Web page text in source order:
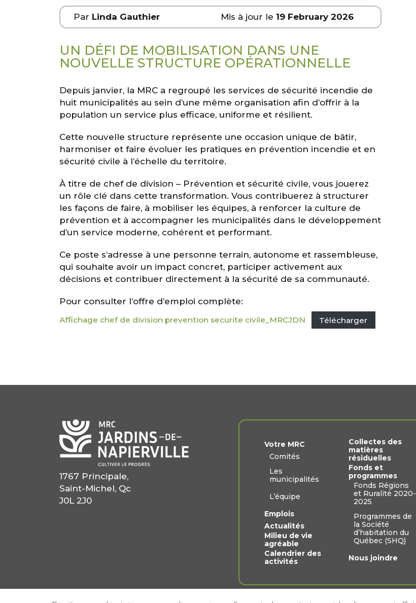
Par Linda Gauthier Mis à jour le 19 February 2026
UN DÉFI DE MOBILISATION DANS UNE
NOUVELLE STRUCTURE OPÉRATIONNELLE
Depuis janvier, la MRC a regroupé les services de sécurité incendie de
huit municipalités au sein d’une même organisation afin d’offrir à la
population un service plus efficace, uniforme et résilient.
Cette nouvelle structure représente une occasion unique de bâtir,
harmoniser et faire évoluer les pratiques en prévention incendie et en
sécurité civile à l’échelle du territoire.
À titre de chef de division – Prévention et sécurité civile, vous jouerez
un rôle clé dans cette transformation. Vous contribuerez à structurer
les façons de faire, à mobiliser les équipes, à renforcer la culture de
prévention et à accompagner les municipalités dans le développement
d’un service moderne, cohérent et performant.
Ce poste s’adresse à une personne terrain, autonome et rassembleuse,
qui souhaite avoir un impact concret, participer activement aux
décisions et contribuer directement à la sécurité de sa communauté.
Pour consulter l’offre d’emploi complète:
Affichage chef de division prevention securite civile_MRCJDN Télécharger
1767 Principale,
Saint-Michel, Qc
J0L 2J0
Votre MRC
Comités
Les
municipalités
L’équipe
Emplois
Actualités
Milieu de vie
agréable
Calendrier des
activités
Collectes des
matières
résiduelles
Fonds et
programmes
Fonds Régions
et Ruralité 2020-
2025
Programmes de
la Société
d’habitation du
Québec (SHQ)
Nous joindre